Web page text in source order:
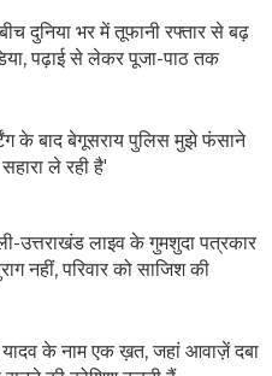
दुनिया भर में तूफानी रफ्तार से बढ़
पढ़ाई से लेकर पूजा-पाठ तक
के बाद बेगूसराय पुलिस मुझे फंसाने
ले रही है'
उत्तराखंड लाइव के गुमशुदा पत्रकार
नहीं, परिवार को साजिश की
यादव के नाम एक ख़त, जहां आवाज़ें दबा